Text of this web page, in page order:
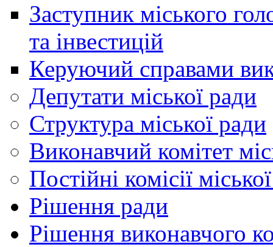
Заступник міського
та інвестицій
Керуючий справами
Депутати міської ради
Структура міської ради
Виконавчий комітет
Постійні комісії
Рішення ради
Рішення виконавчого